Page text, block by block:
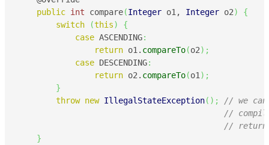
public int compare(Integer o1, Integer o2)
{
switch
(this)
{
case ASCENDING:
return o1. compareTo(o2) ;
case DESCENDING:
return o2. compareTo(o1 ) ;
}
throw new IllegalStateException( ) ;
// we
//
// return
}